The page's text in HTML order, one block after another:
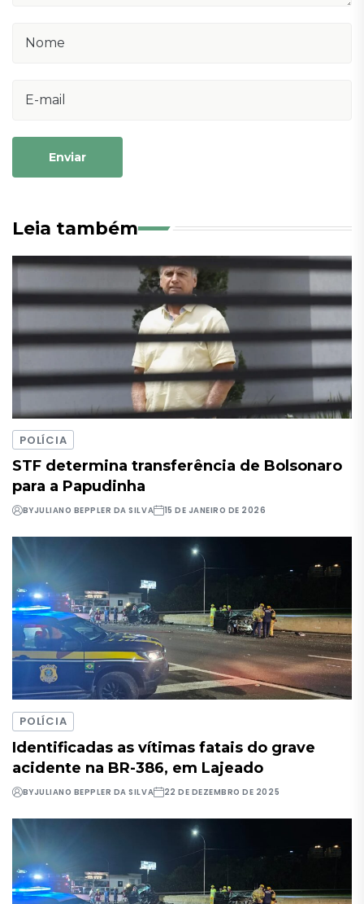
Enviar
Leia também
POLÍCIA
STF determina transferência de Bolsonaro
para a Papudinha
BYJULIANO BEPPLER DA SILVA 15 DE JANEIRO DE 2026
POLÍCIA
Identificadas as vítimas fatais do grave
acidente na BR-386, em Lajeado
BYJULIANO BEPPLER DA SILVA 22 DE DEZEMBRO DE 2025